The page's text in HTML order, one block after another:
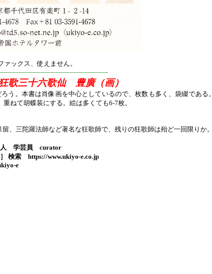
ァックス、使えません。
狂歌三十六歌仙 豊廣（画）
う。本書は肖像画を中心としているので、枚数も多く、袋綴である。
ねて胡蝶装にする。絵は多くても6-7枚。
、三陀羅法師など著名な狂歌師で、残りの狂歌師は殆ど一回限りか。
人 学芸員 curator
検索 https://www.ukiyo-e.co.jp
e